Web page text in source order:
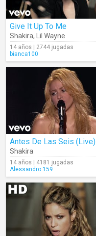
Give It Up To Me
Shakira, Lil Wayne
14 años | 2744 jugadas
bianca100
Antes De Las Seis (Live)
Shakira
14 años | 4181 jugadas
Alessandro.159